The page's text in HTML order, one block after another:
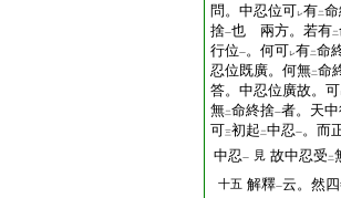
問。中忍位可レ有二
捨一也 兩方。若有二
行位一。何可レ有二命
忍位既廣。何無二命
答。中忍位廣故。可
無二命終捨一者。天
可三初起 二中忍一。而
中忍一 見 故中忍受 二
十五 解釋一云。然